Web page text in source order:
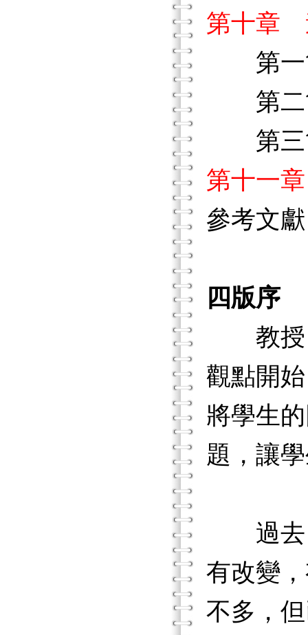
第十章
第一
第二
第三
第十一
參考文獻
四版序
教授「
觀點開
將學生
題，讓
過去，
有改變
不多，